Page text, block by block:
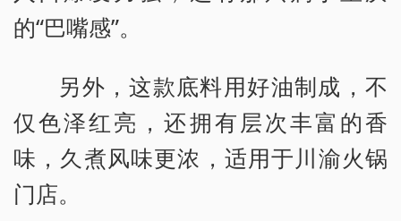
的“巴嘴感”。
另外，这款底料用好油制成，不
仅色泽红亮，还拥有层次丰富的香
味，久煮风味更浓，适用于川渝火锅
门店。